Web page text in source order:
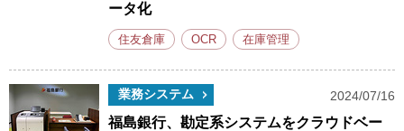
ータ化
住友倉庫 OCR 在庫管理
業務システム 2024/07/16
福島銀行、勘定系システムをクラウドベー